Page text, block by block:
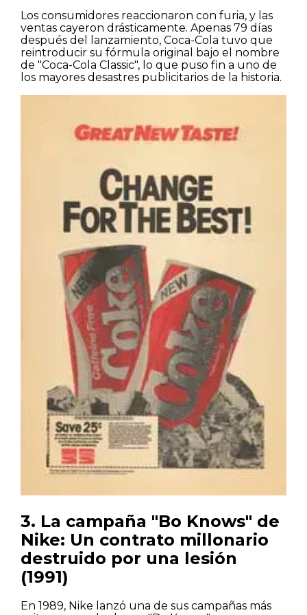
Casas
Los consumidores reaccionaron con furia, y las
ventas cayeron drásticamente. Apenas 79 días
después del lanzamiento, Coca-Cola tuvo que
reintroducir su fórmula original bajo el nombre
de "Coca-Cola Classic", lo que puso fin a uno de
los mayores desastres publicitarios de la historia.
3. La campaña "Bo Knows" de
Nike: Un contrato millonario
destruido por una lesión
(1991)
En 1989, Nike lanzó una de sus campañas más